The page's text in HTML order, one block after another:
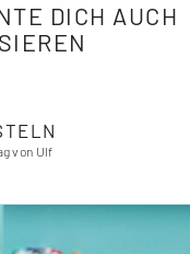
DICH AUCH
von Ulf